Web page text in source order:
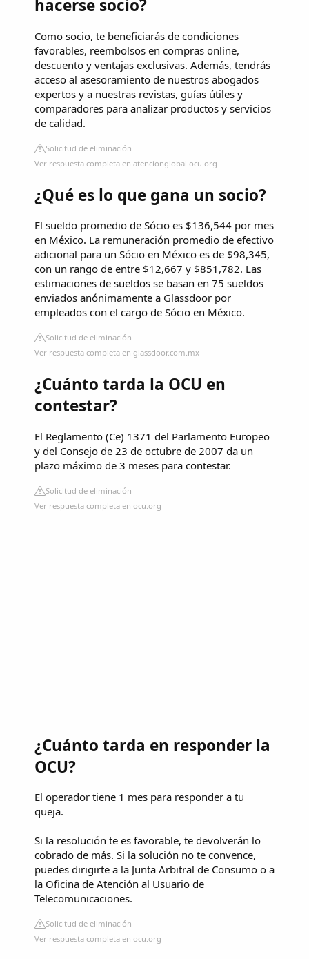
hacerse socio?
Como socio, te beneficiarás de condiciones
favorables, reembolsos en compras online,
descuento y ventajas exclusivas. Además, tendrás
acceso al asesoramiento de nuestros abogados
expertos y a nuestras revistas, guías útiles y
comparadores para analizar productos y servicios
de calidad.
Solicitud de eliminación
Ver respuesta completa en atencionglobal.ocu.org
¿Qué es lo que gana un socio?
El sueldo promedio de Sócio es $136,544 por mes
en México. La remuneración promedio de efectivo
adicional para un Sócio en México es de $98,345,
con un rango de entre $12,667 y $851,782. Las
estimaciones de sueldos se basan en 75 sueldos
enviados anónimamente a Glassdoor por
empleados con el cargo de Sócio en México.
Solicitud de eliminación
Ver respuesta completa en glassdoor.com.mx
¿Cuánto tarda la OCU en
contestar?
El Reglamento (Ce) 1371 del Parlamento Europeo
y del Consejo de 23 de octubre de 2007 da un
plazo máximo de 3 meses para contestar.
Solicitud de eliminación
Ver respuesta completa en ocu.org
¿Cuánto tarda en responder la
OCU?
El operador tiene 1 mes para responder a tu
queja.
Si la resolución te es favorable, te devolverán lo
cobrado de más. Si la solución no te convence,
puedes dirigirte a la Junta Arbitral de Consumo o a
la Oficina de Atención al Usuario de
Telecomunicaciones.
Solicitud de eliminación
Ver respuesta completa en ocu.org